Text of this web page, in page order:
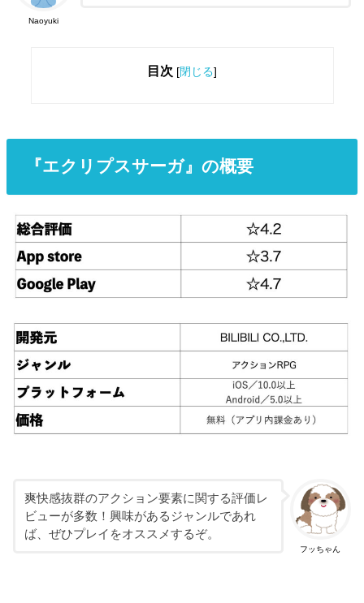
Naoyuki
目次 [閉じる]
『エクリプスサーガ』の概要
フッちゃん
爽快感抜群のアクション要素に関する評価レ
ビューが多数！興味があるジャンルであれ
ば、ぜひプレイをオススメするぞ。